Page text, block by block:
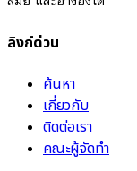
ลิงก์ด่วน
ค้นหา
เกี่ยวกับ
ติดต่อเรา
คณะผู้จัดทำ